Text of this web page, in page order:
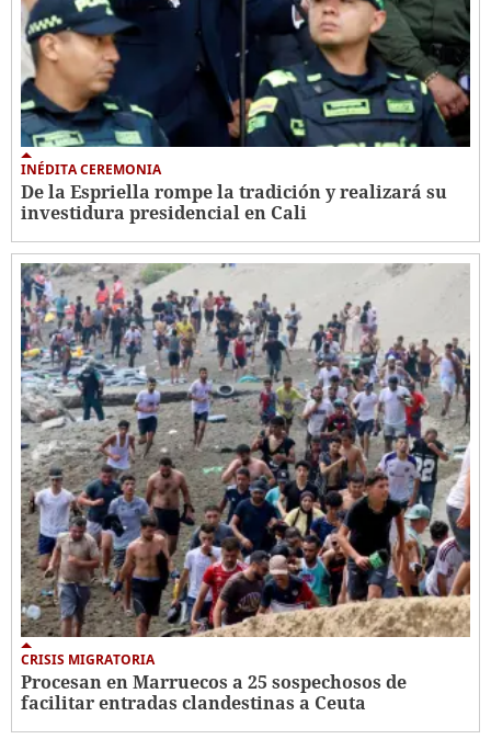
INÉDITA CEREMONIA
De la Espriella rompe la tradición y realizará su
investidura presidencial en Cali
CRISIS MIGRATORIA
Procesan en Marruecos a 25 sospechosos de
facilitar entradas clandestinas a Ceuta